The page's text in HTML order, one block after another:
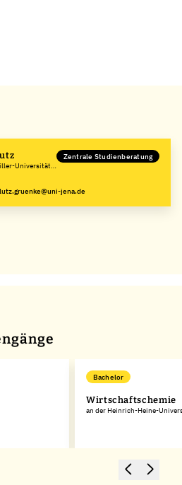
Universität
Zentrale Studienberatung
lutz.gruenke@uni-jena.de
Bachelor
Wirtschaftschemie
an der Heinrich-Heine-